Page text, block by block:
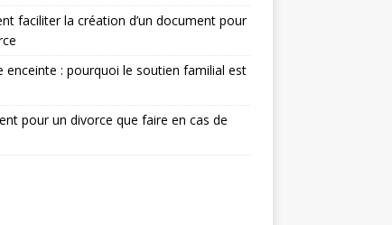
faciliter la création d’un document pour
enceinte : pourquoi le soutien familial est
pour un divorce que faire en cas de